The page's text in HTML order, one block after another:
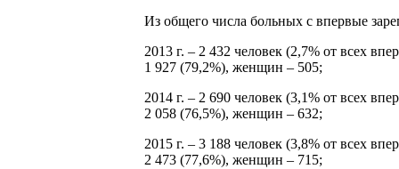
Из общего числа больных с впервые
2013 г. – 2 432 человек (2,7% от всех
1 927 (79,2%), женщин – 505;
2014 г. – 2 690 человек (3,1% от всех
2 058 (76,5%), женщин – 632;
2015 г. – 3 188 человек (3,8% от всех
2 473 (77,6%), женщин – 715;